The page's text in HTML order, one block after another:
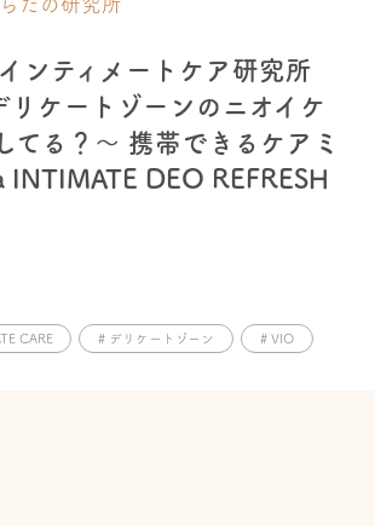
だの研究所
ンティメートケア研究所
ケートゾーンのニオイケ
てる？～ 携帯できるケアミ
INTIMATE DEO REFRESH
CARE # デリケートゾーン # VIO